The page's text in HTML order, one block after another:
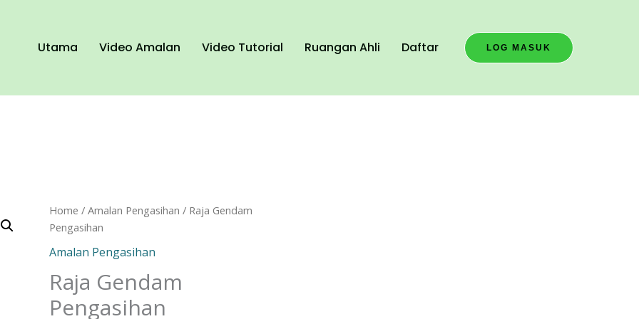
Utama Video Amalan Video Tutorial Ruangan Ahli Daftar LOG MASUK
Home /Amalan Pengasihan / Raja Gendam
Pengasihan
Amalan Pengasihan
Raja Gendam
Pengasihan
Raja
Gendam
Pengasihan
quantity